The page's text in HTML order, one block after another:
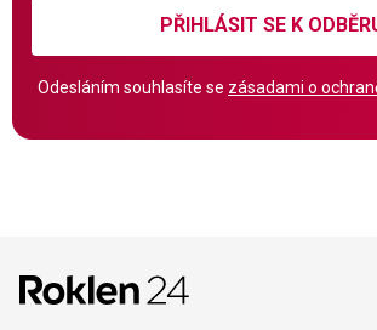
PŘIHLÁSIT SE K
Odesláním souhlasíte se zásadami o